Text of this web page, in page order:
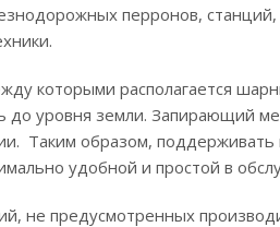
перронов,
которыми располагается
до уровня земли. Запирающий
Таким образом,
удобной и простой в
не предусмотренных